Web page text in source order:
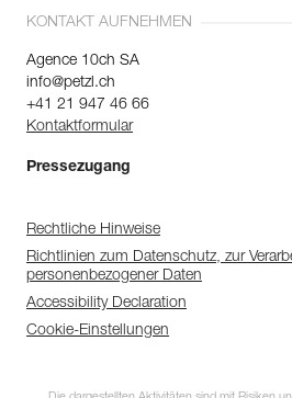
KONTAKT AUFNEHMEN
Agence 10ch SA
info@petzl.ch
+41 21 947 46 66
Kontaktformular
Pressezugang
Rechtliche Hinweise
Richtlinien zum Datenschutz, zur
personenbezogener Daten
Accessibility Declaration
Cookie-Einstellungen